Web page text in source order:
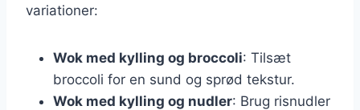
variationer:
Wok med kylling og broccoli: Tilsæt
broccoli for en sund og sprød tekstur.
Wok med kylling og nudler: Brug risnudler